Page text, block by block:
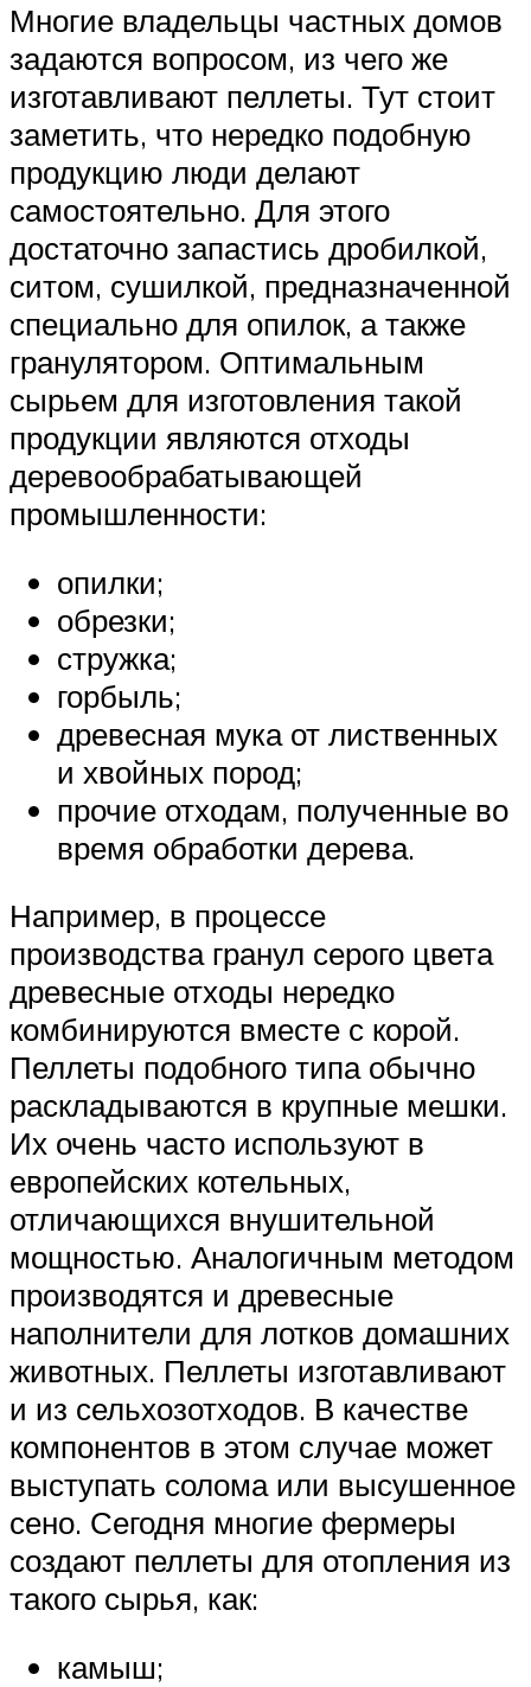
Многие владельцы частных домов
задаются вопросом, из чего же
изготавливают пеллеты. Тут стоит
заметить, что нередко подобную
продукцию люди делают
самостоятельно. Для этого
достаточно запастись дробилкой,
ситом, сушилкой, предназначенной
специально для опилок, а также
гранулятором. Оптимальным
сырьем для изготовления такой
продукции являются отходы
деревообрабатывающей
промышленности:
опилки;
обрезки;
стружка;
горбыль;
древесная мука от лиственных
и хвойных пород;
прочие отходам, полученные во
время обработки дерева.
Например, в процессе
производства гранул серого цвета
древесные отходы нередко
комбинируются вместе с корой.
Пеллеты подобного типа обычно
раскладываются в крупные мешки.
Их очень часто используют в
европейских котельных,
отличающихся внушительной
мощностью. Аналогичным методом
производятся и древесные
наполнители для лотков домашних
животных. Пеллеты изготавливают
и из сельхозотходов. В качестве
компонентов в этом случае может
выступать солома или высушенное
сено. Сегодня многие фермеры
создают пеллеты для отопления из
такого сырья, как:
камыш;